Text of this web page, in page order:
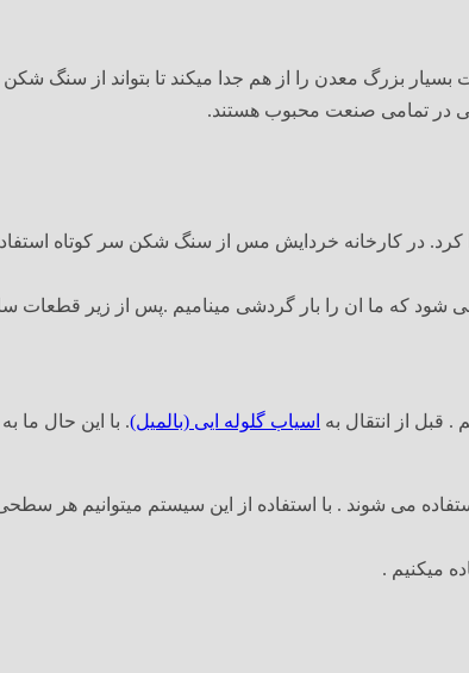
بزرگ معدن را از هم جدا میکند تا بتواند از سنگ شکن
در تمامی صنعت محبوب هستند.
کرد. در کارخانه خردایش مس از سنگ شکن سر کوتاه
که ما ان را بار گردشی مینامیم .پس از زیر
قبل از انتقال به اسیاب گلوله ایی (بالمیل). با این حال ما
می شوند . با استفاده از این سیستم میتوانیم هر سطحی
میکنیم .